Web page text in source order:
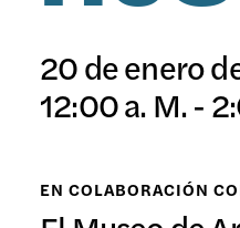
20 de enero
12:00 a. M. -
EN COLABORACIÓN